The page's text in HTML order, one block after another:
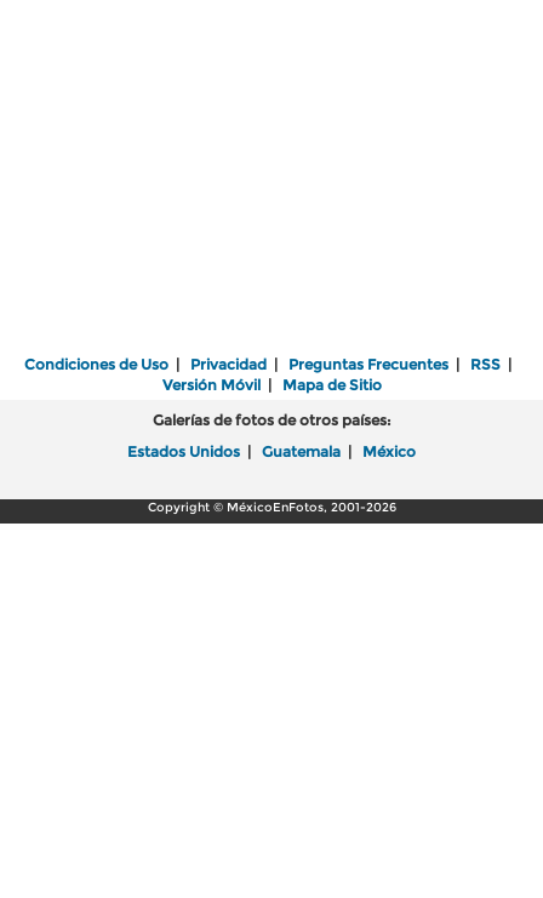
Condiciones de Uso | Privacidad | Preguntas Frecuentes | RSS |
Versión Móvil| Mapa de Sitio
Galerías de fotos de otros países:
Estados Unidos | Guatemala | México
Copyright © MéxicoEnFotos, 2001-2026